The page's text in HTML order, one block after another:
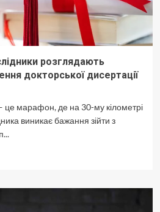
розглядають
докторської дисертації
це марафон, де на 30-му кілометрі
виникає бажання зійти з